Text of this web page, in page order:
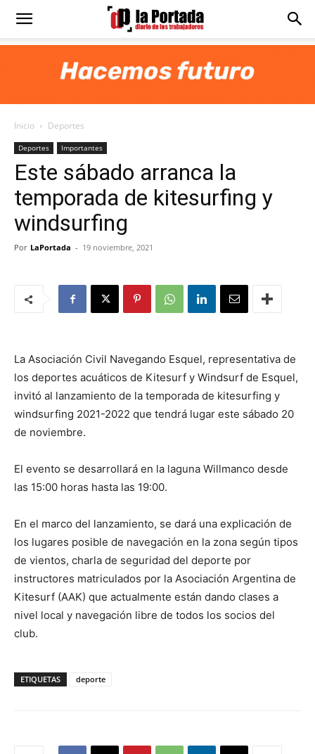
Diario
Portada
Inicio Deportes
Deportes Importantes
Este sábado arranca la
temporada de kitesurfing y
windsurfing
Por LaPortada - 19 noviembre, 2021
La Asociación Civil Navegando Esquel, representativa de
los deportes acuáticos de Kitesurf y Windsurf de Esquel,
invitó al lanzamiento de la temporada de kitesurfing y
windsurfing 2021-2022 que tendrá lugar este sábado 20
de noviembre.
El evento se desarrollará en la laguna Willmanco desde
las 15:00 horas hasta las 19:00.
En el marco del lanzamiento, se dará una explicación de
los lugares posible de navegación en la zona según tipos
de vientos, charla de seguridad del deporte por
instructores matriculados por la Asociación Argentina de
Kitesurf (AAK) que actualmente están dando clases a
nivel local y navegación libre de todos los socios del
club.
ETIQUETAS deporte